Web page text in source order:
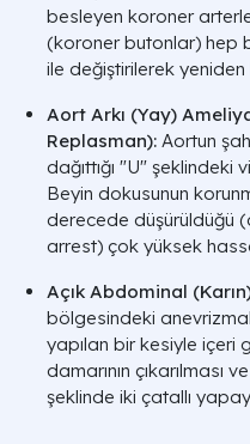
besleyen koroner
(koroner butonlar) hep
ile değiştirilerek yeniden
Aort Arkı (Yay)
Replasman): Aortun
dağıttığı "U" şeklindeki
Beyin dokusunun
derecede düşürüldüğü (
arrest) çok yüksek
Açık Abdominal
bölgesindeki
yapılan bir kesiyle içeri
damarının çıkarılması
şeklinde iki çatallı